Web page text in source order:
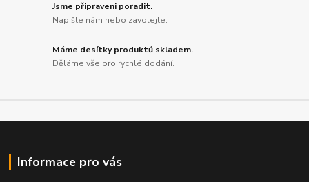
Jsme připraveni poradit.
Napište nám nebo zavolejte.
Máme desítky produktů skladem.
Děláme vše pro rychlé dodání.
Informace pro vás